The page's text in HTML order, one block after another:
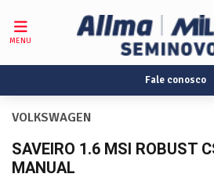
MENU
Fale conosco
VOLKSWAGEN
SAVEIRO 1.6 MSI ROBUST
MANUAL